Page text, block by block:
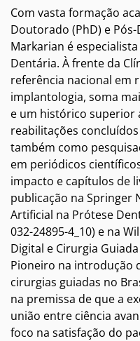
Com vasta formação
Doutorado (PhD) e
Markarian é
Dentária. À frente da
referência nacional em
implantologia, soma
e um histórico superior
reabilitações
também como
em periódicos
impacto e capítulos de
publicação na Springer
Artificial na Prótese
032-24895-4_10) e na
Digital e Cirurgia
Pioneiro na introdução
cirurgias guiadas no
na premissa de que a
união entre ciência
foco na satisfação do